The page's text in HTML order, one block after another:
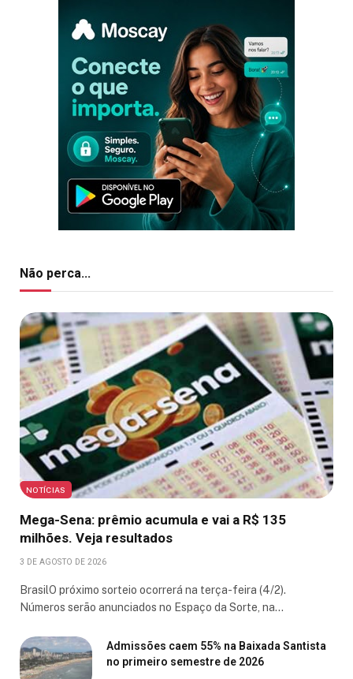
Não perca...
NOTÍCIAS
Mega-Sena: prêmio acumula e vai a R$ 135
milhões. Veja resultados
3 DE AGOSTO DE 2026
BrasilO próximo sorteio ocorrerá na terça-feira (4/2).
Números serão anunciados no Espaço da Sorte, na…
Admissões caem 55% na Baixada Santista
no primeiro semestre de 2026